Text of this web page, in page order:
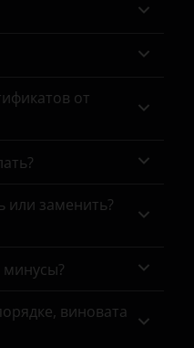
от
или заменить?
виновата